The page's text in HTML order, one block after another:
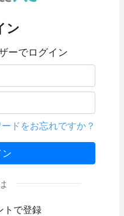
ン
ーでログイン
ドをお忘れですか？
ン
トで登録